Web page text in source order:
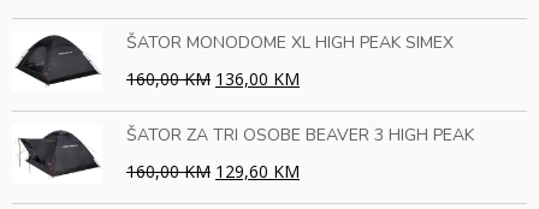
ŠATOR MONODOME XL HIGH PEAK SIMEX
160,00 KM 136,00 KM
ŠATOR ZA TRI OSOBE BEAVER 3 HIGH PEAK
160,00 KM 129,60 KM